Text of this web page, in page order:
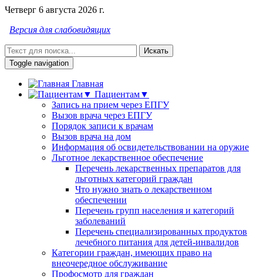
Четверг 6 августа 2026 г.
Версия для слабовидящих
Искать
Toggle navigation
Главная
Пациентам▼
Запись на прием через ЕПГУ
Вызов врача через ЕПГУ
Порядок записи к врачам
Вызов врача на дом
Информация об освидетельствовании на оружие
Льготное лекарственное обеспечение
Перечень лекарственных препаратов для
льготных категорий граждан
Что нужно знать о лекарственном
обеспечении
Перечень групп населения и категорий
заболеваний
Перечень специализированных продуктов
лечебного питания для детей-инвалидов
Категории граждан, имеющих право на
внеочередное обслуживание
Профосмотр для граждан